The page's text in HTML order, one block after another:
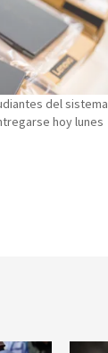
del sistema
hoy lunes